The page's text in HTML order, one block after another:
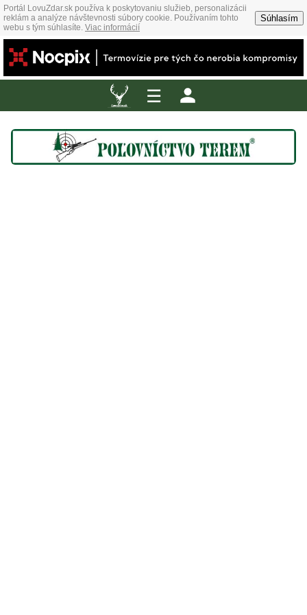
Portál LovuZdar.sk používa k poskytovaniu služieb, personalizácii
reklám a analýze návštevnosti súbory cookie. Používaním tohto
webu s tým súhlasíte. Viac informácií
Súhlasím
☰